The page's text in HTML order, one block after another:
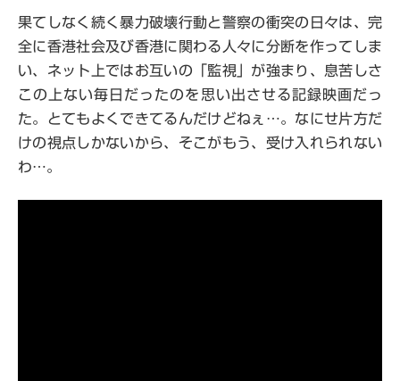
果てしなく続く暴力破壊行動と警察の衝突の日々は、完
全に香港社会及び香港に関わる人々に分断を作ってしま
い、ネット上ではお互いの「監視」が強まり、息苦しさ
この上ない毎日だったのを思い出させる記録映画だっ
た。とてもよくできてるんだけどねぇ…。なにせ片方だ
けの視点しかないから、そこがもう、受け入れられない
わ…。